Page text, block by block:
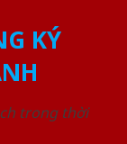
KÝ
trong thời